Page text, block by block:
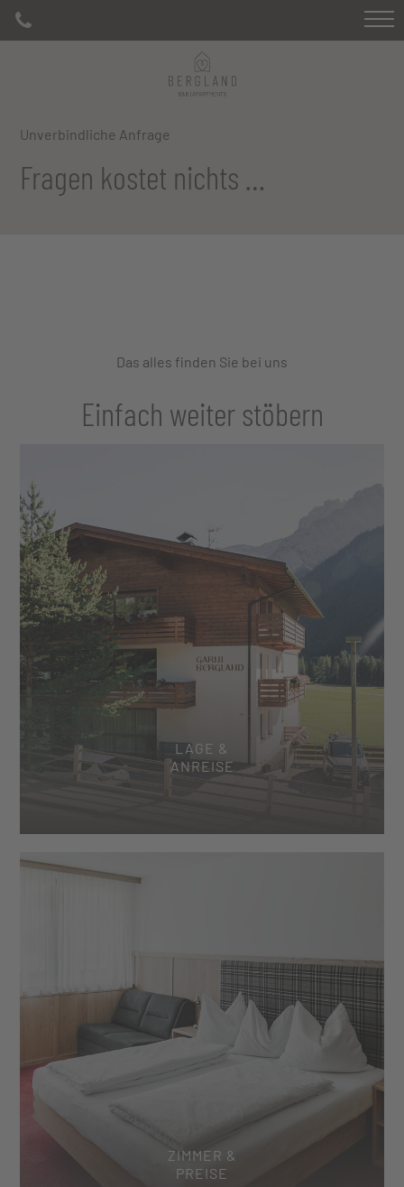
Unverbindliche Anfrage
Fragen kostet nichts …
Das alles finden Sie bei uns
Einfach weiter stöbern
LAGE &
ANREISE
ZIMMER &
PREISE